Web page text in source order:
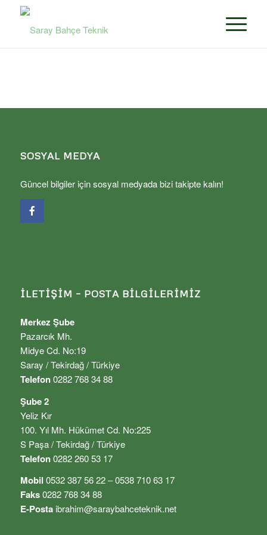
SOSYAL MEDYA
Güncel bilgiler için sosyal medyada bizi takipte kalın!
İLETIŞIM – POSTA BILGILERIMIZ
Merkez Şube
Pazarcık Mh.
Midye Cd. No:19
Saray / Tekirdağ / Türkiye
Telefon0282 768 34 88
Şube 2
Yeliz Kır
100. Yıl Mh. Hükümet Cd. No:225
S Paşa / Tekirdağ / Türkiye
Telefon0282 260 53 17
Mobil 0532 387 56 22 – 0538 710 63 17
Faks0282 768 34 88
E-Posta ibrahim@saraybahceteknik.net